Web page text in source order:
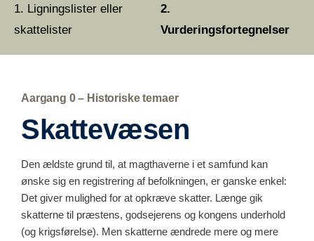
Ligningslister eller
skattelister
Vurderingsfortegnelser
Aargang 0 – Historiske temaer
Skattevæsen
Den ældste grund til, at magthaverne i et samfund kan
ønske sig en registrering af befolkningen, er ganske enkel:
Det giver mulighed for at opkræve skatter. Længe gik
skatterne til præstens, godsejerens og kongens underhold
(og krigsførelse). Men skatterne ændrede mere og mere